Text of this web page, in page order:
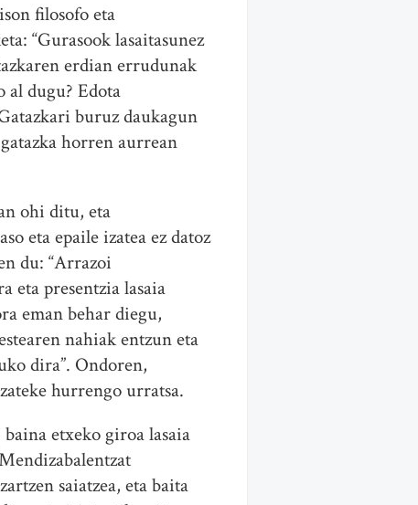
filosofo eta
“Gurasook lasaitasunez
erdian errudunak
al dugu? Edota
buruz daukagun
horren aurrean
ohi ditu, eta
eta epaile izatea ez datoz
du: “Arrazoi
eta presentzia lasaia
eman behar diegu,
nahiak entzun eta
dira”. Ondoren,
hurrengo urratsa.
baina etxeko giroa lasaia
saiatzea, eta baita